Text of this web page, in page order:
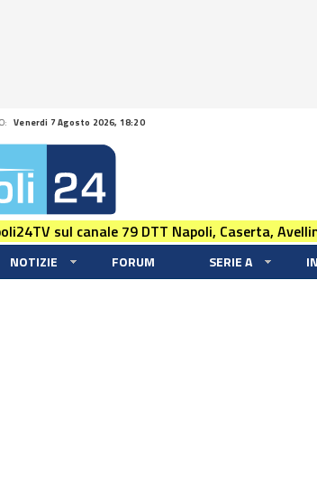
Venerdi 7 Agosto 2026, 18:20
sul canale 79 DTT Napoli, Caserta,
NOTIZIE FORUM SERIE A